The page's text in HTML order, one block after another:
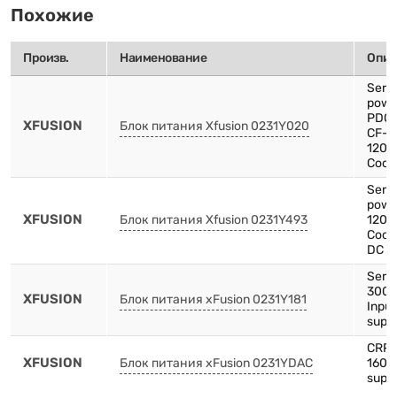
Похожие
Произв. Наименование
XFUSION Блок питания Xfusion 0231Y020 CF-
XFUSION Блок питания Xfusion 0231Y493
DC
XFUSION Блок питания xFusion 0231Y181
XFUSION Блок питания xFusion 0231YDAC